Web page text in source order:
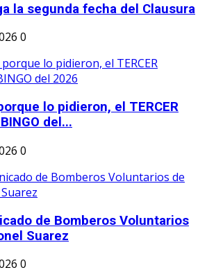
la segunda fecha del Clausura
0
lo pidieron, el TERCER
del...
0
de Bomberos Voluntarios
Suarez
0